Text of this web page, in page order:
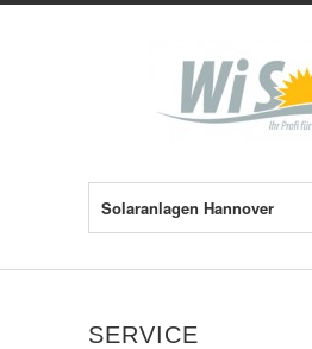
Solaranlagen Hannover
SERVICE